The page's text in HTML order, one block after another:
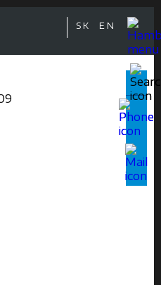
SK EN